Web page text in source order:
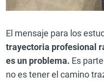
El mensaje para los
trayectoria profesional
es un problema. Es
no es tener el camino